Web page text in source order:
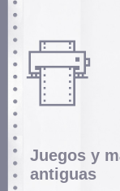
Juegos y
antiguas